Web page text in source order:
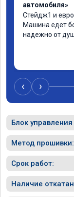
автомобиля»
Стейдж1 и
Машина едет
надежно от
‹ ›
Блок
Метод прошивки:
Срок работ:
Наличие